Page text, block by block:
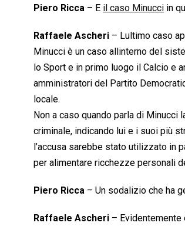
Piero Ricca – E il caso Minucci in
Raffaele Ascheri – Lultimo caso
Minucci è un caso allinterno del
lo Sport e in primo luogo il Calcio e
amministratori del Partito
locale.
Non a caso quando parla di
criminale, indicando lui e i suoi più
l’accusa sarebbe stato utilizzato in
per alimentare ricchezze personali
Piero Ricca – Un sodalizio che ha
Raffaele Ascheri – Evidentemente